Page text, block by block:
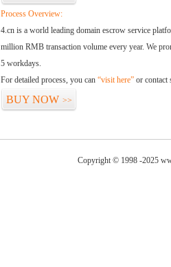
Process Overview:
4.cn is a world leading domain escrow service
million RMB transaction volume every year. We
5 workdays.
For detailed process, you can “visit here” or contact
BUY NOW >>
Copyright © 1998 -2025